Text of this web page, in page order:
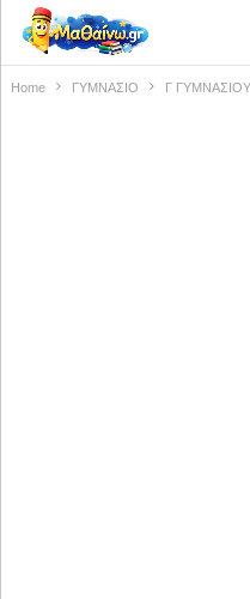
Home ΓΥΜΝΑΣΙΟ Γ ΓΥΜΝΑΣΙΟΥ